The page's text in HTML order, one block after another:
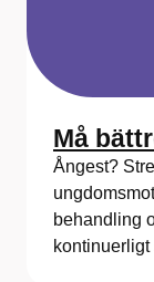
Må
Ångest?
behandling